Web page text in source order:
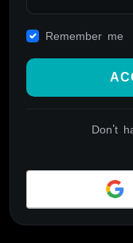
Remember me
Don't